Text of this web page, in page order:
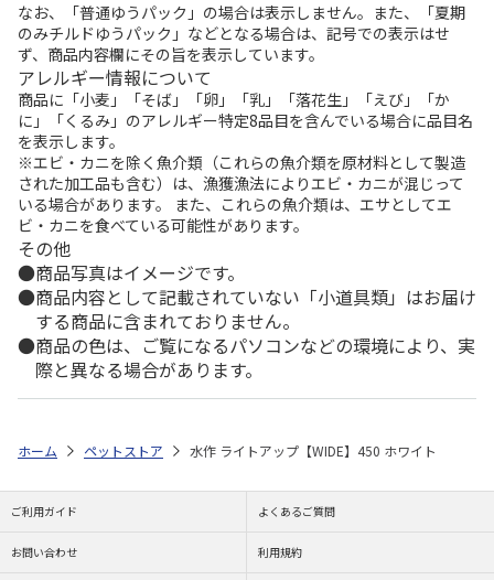
なお、「普通ゆうパック」の場合は表示しません。また、「夏期
のみチルドゆうパック」などとなる場合は、記号での表示はせ
ず、商品内容欄にその旨を表示しています。
アレルギー情報について
商品に「小麦」「そば」「卵」「乳」「落花生」「えび」「か
に」「くるみ」のアレルギー特定8品目を含んでいる場合に品目名
を表示します。
※エビ・カニを除く魚介類（これらの魚介類を原材料として製造
された加工品も含む）は、漁獲漁法によりエビ・カニが混じって
いる場合があります。 また、これらの魚介類は、エサとしてエ
ビ・カニを食べている可能性があります。
その他
商品写真はイメージです。
商品内容として記載されていない「小道具類」はお届け
する商品に含まれておりません。
商品の色は、ご覧になるパソコンなどの環境により、実
際と異なる場合があります。
ホーム ペットストア 水作 ライトアップ【WIDE】450 ホワイト
ご利用ガイド よくあるご質問
お問い合わせ 利用規約